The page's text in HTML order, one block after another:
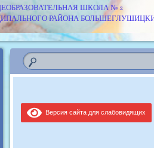
ШКОЛА № 2
РАЙОНА
Версия сайта для слабовидящих